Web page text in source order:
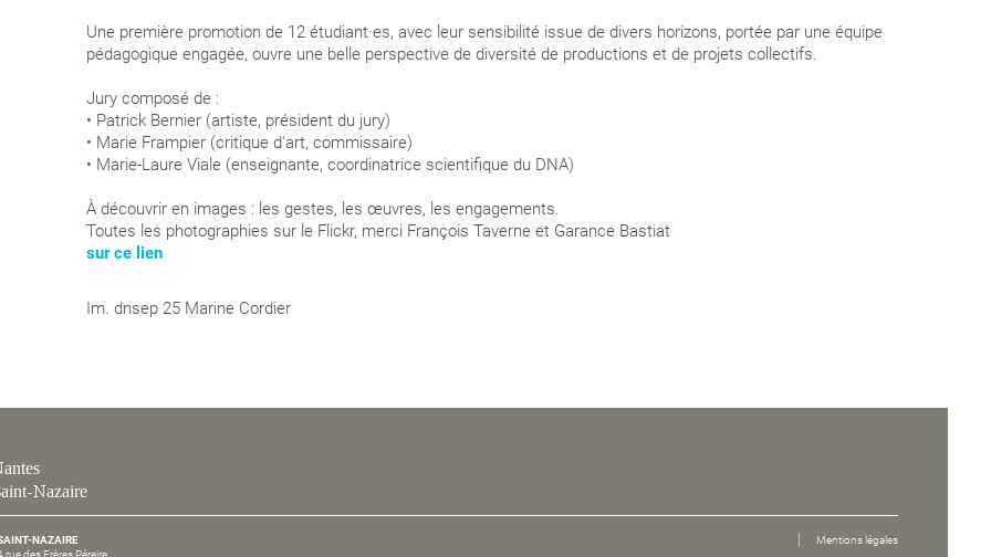
Une première promotion de 12 étudiant·es, avec leur sensibilité issue de divers horizons, portée par une équipe
pédagogique engagée, ouvre une belle perspective de diversité de productions et de projets collectifs.
Jury composé de :
• Patrick Bernier (artiste, président du jury)
• Marie Frampier (critique d'art, commissaire)
• Marie-Laure Viale (enseignante, coordinatrice scientifique du DNA)
À découvrir en images : les gestes, les œuvres, les engagements.
Toutes les photographies sur le Flickr, merci François Taverne et Garance Bastiat
sur ce lien
Im. dnsep 25 Marine Cordier
Nazaire
NAZAIRE
rue des Frères Péreire
Mentions légales